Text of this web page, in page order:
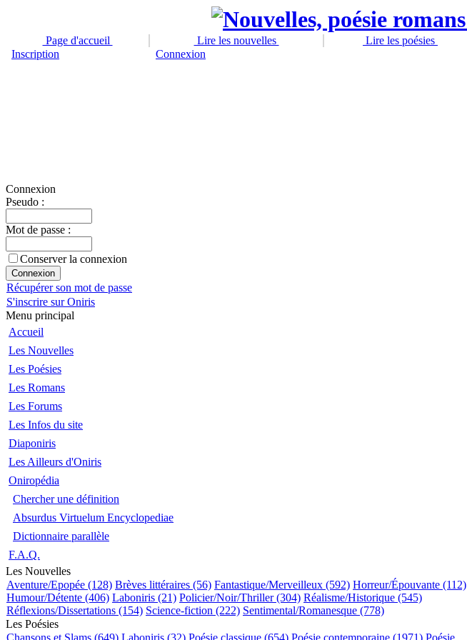
Page d'accueil Lire les nouvelles Lire les poésies
Inscription
Connexion
Connexion
Pseudo :
Mot de passe :
Conserver la connexion
Récupérer son mot de passe
S'inscrire sur Oniris
Menu principal
Accueil
Les Nouvelles
Les Poésies
Les Romans
Les Forums
Les Infos du site
Diaponiris
Les Ailleurs d'Oniris
Oniropédia
Chercher une définition
Absurdus Virtuelum Encyclopediae
Dictionnaire parallèle
F.A.Q.
Les Nouvelles
Aventure/Epopée (128) Brèves littéraires (56) Fantastique/Merveilleux (592) Horreur/Épouvante (112)
Humour/Détente (406) Laboniris (21) Policier/Noir/Thriller (304) Réalisme/Historique (545)
Réflexions/Dissertations (154) Science-fiction (222) Sentimental/Romanesque (778)
Les Poésies
Chansons et Slams (649) Laboniris (32) Poésie classique (654) Poésie contemporaine (1971) Poésie